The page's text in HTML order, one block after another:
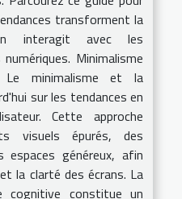
transforment la
interagit avec les
Minimalisme
minimalisme et la
sur les tendances en
Cette approche
visuels épurés, des
généreux, afin
la clarté des écrans. La
cognitive constitue un